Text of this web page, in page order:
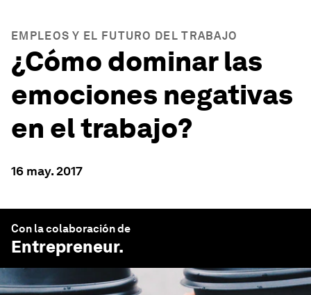
EMPLEOS Y EL FUTURO DEL TRABAJO
¿Cómo dominar las
emociones negativas
en el trabajo?
16 may. 2017
Con la colaboración de
Entrepreneur.